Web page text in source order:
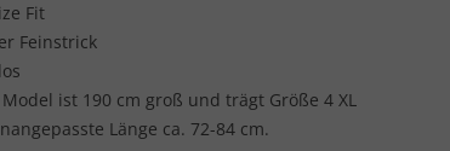
Fit
Feinstrick
ist 190 cm groß und trägt Größe 4 XL
Länge ca. 72-84 cm.